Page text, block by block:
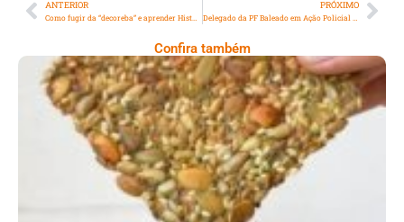
ANTERIOR PRÓXIMO
Confira também
Comer Bem: Cracker De Sementes